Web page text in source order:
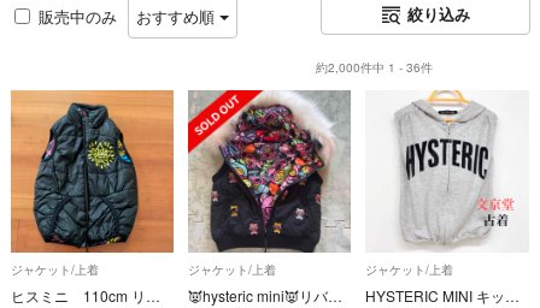
販売中のみ おすすめ順 絞り込み
約2,000件中 1 - 36件
ジャケット/上着
ヒスミニ 110cm リバーシブルベスト
ジャケット/上着
👿hysteric mini👿リバーシブルダウンベスト
ジャケット/上着
HYSTERIC MINI キッズフードベスト ヒスミニ角 グレー 110